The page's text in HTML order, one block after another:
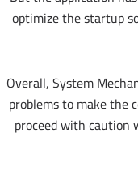
optimize the startup
Overall, System
problems to make the
proceed with